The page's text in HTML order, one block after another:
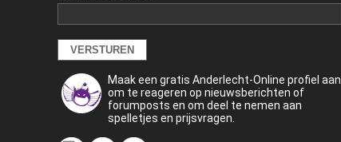
Maak een gratis Anderlecht-Online profiel aan
om te reageren op nieuwsberichten of
forumposts en om deel te nemen aan
spelletjes en prijsvragen.